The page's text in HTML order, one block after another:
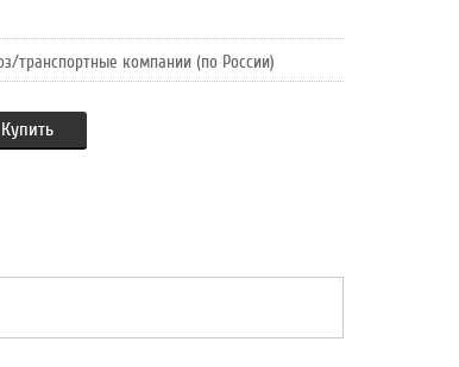
транспортные компании (по России)
Купить